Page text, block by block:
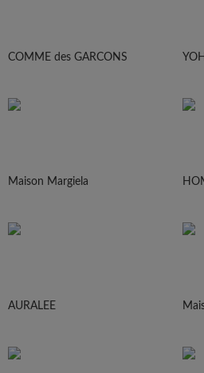
COMME des GARCONS
Maison Margiela
AURALEE